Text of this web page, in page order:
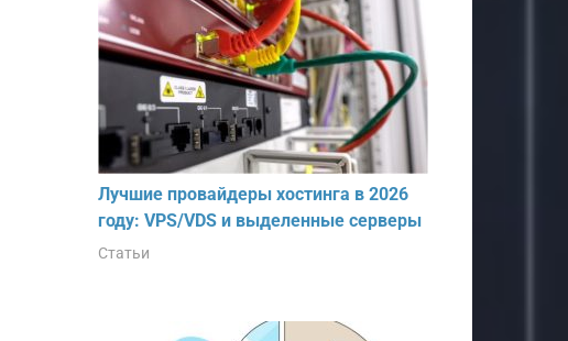
Лучшие провайдеры хостинга в 2026
году: VPS/VDS и выделенные серверы
Статьи